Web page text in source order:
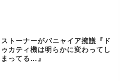
ストーナーがバニャイア擁護『ド
ゥカティ機は明らかに変わってし
まってる…』